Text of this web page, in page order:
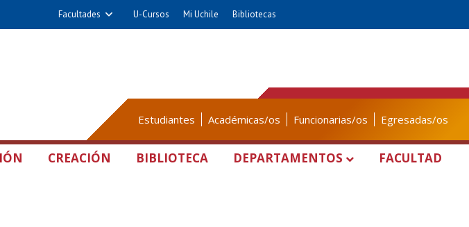
Facultades U-Cursos Mi Uchile Bibliotecas
Estudiantes Académicas/os Funcionarias/os Egresadas/os
CREACIÓN BIBLIOTECA DEPARTAMENTOS FACULTAD